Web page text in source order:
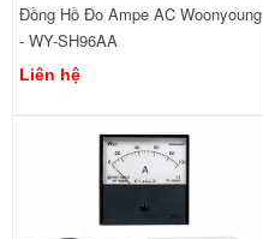
Đồng Hồ Đo Ampe AC Woonyoung
- WY-SH96AA
Liên hệ